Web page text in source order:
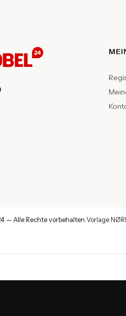
— Alle Rechte vorbehalten.Vorlage